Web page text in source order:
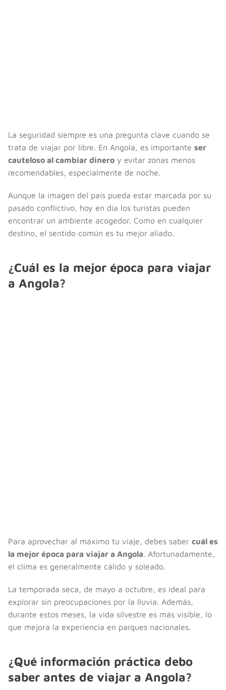
La seguridad siempre es una pregunta clave cuando se
trata de viajar por libre. En Angola, es importante ser
cauteloso al cambiar dinero y evitar zonas menos
recomendables, especialmente de noche.
Aunque la imagen del país pueda estar marcada por su
pasado conflictivo, hoy en día los turistas pueden
encontrar un ambiente acogedor. Como en cualquier
destino, el sentido común es tu mejor aliado.
¿Cuál es la mejor época para viajar
a Angola?
Para aprovechar al máximo tu viaje, debes saber cuál es
la mejor época para viajar a Angola. Afortunadamente,
el clima es generalmente cálido y soleado.
La temporada seca, de mayo a octubre, es ideal para
explorar sin preocupaciones por la lluvia. Además,
durante estos meses, la vida silvestre es más visible, lo
que mejora la experiencia en parques nacionales.
¿Qué información práctica debo
saber antes de viajar a Angola?